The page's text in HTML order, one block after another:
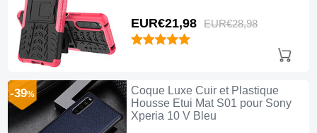
EUR€21,98 EUR€28,98
Coque Luxe Cuir et Plastique
Housse Etui Mat S01 pour Sony
Xperia 10 V Bleu
-39%